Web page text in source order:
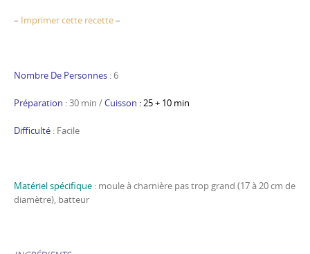
– Imprimer cette recette–
Nombre De Personnes : 6
Préparation : 30 min /Cuisson : 25 + 10 min
Difficulté : Facile
Matériel spécifique : moule à charnière pas trop grand (17 à 20 cm de
diamètre), batteur